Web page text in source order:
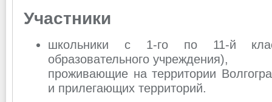
Участники
школьники с 1-го по 11-й
образовательного учреждения),
проживающие на территории
и прилегающих территорий.